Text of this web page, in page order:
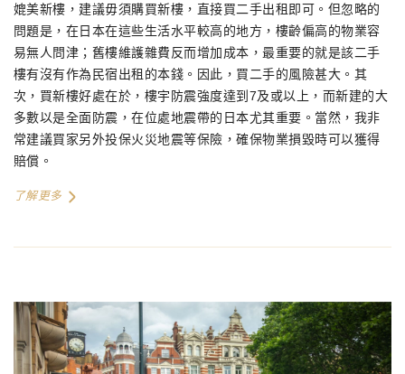
媲美新樓，建議毋須購買新樓，直接買二手出租即可。但忽略的
問題是，在日本在這些生活水平較高的地方，樓齡偏高的物業容
易無人問津；舊樓維護雜費反而增加成本，最重要的就是該二手
樓有沒有作為民宿出租的本錢。因此，買二手的風險甚大。其
次，買新樓好處在於，樓宇防震強度達到7及或以上，而新建的大
多數以是全面防震，在位處地震帶的日本尤其重要。當然，我非
常建議買家另外投保火災地震等保險，確保物業損毀時可以獲得
賠償。
了解更多